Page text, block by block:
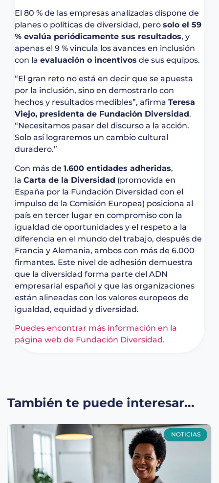
El 80 % de las empresas analizadas dispone de
planes o políticas de diversidad, pero solo el 59
% evalúa periódicamente sus resultados, y
apenas el 9 % vincula los avances en inclusión
con la evaluación o incentivos de sus equipos.
“El gran reto no está en decir que se apuesta
por la inclusión, sino en demostrarlo con
hechos y resultados medibles”, afirma Teresa
Viejo, presidenta de Fundación Diversidad.
“Necesitamos pasar del discurso a la acción.
Solo así lograremos un cambio cultural
duradero.”
Con más de 1.600 entidades adheridas,
la Carta de la Diversidad (promovida en
España por la Fundación Diversidad con el
impulso de la Comisión Europea) posiciona al
país en tercer lugar en compromiso con la
igualdad de oportunidades y el respeto a la
diferencia en el mundo del trabajo, después de
Francia y Alemania, ambos con más de 6.000
firmantes. Este nivel de adhesión demuestra
que la diversidad forma parte del ADN
empresarial español y que las organizaciones
están alineadas con los valores europeos de
igualdad, equidad y diversidad.
Puedes encontrar más información en la
página web de Fundación Diversidad.
También te puede interesar...
NOTICIAS